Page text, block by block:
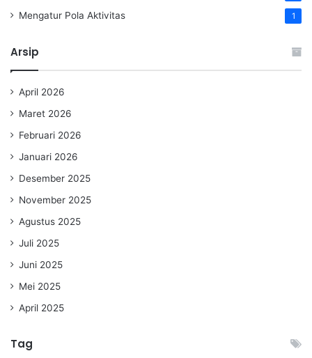
Mengatur Pola Aktivitas 1
Arsip
April 2026
Maret 2026
Februari 2026
Januari 2026
Desember 2025
November 2025
Agustus 2025
Juli 2025
Juni 2025
Mei 2025
April 2025
Tag